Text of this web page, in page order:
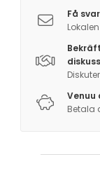
vuokrattavissa
Få
Venuu
Betala